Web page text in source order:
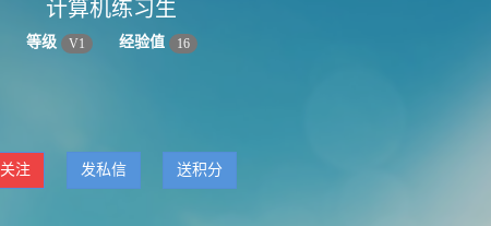
计算机练习生
等级 V1 经验值 16
关注 发私信 送积分